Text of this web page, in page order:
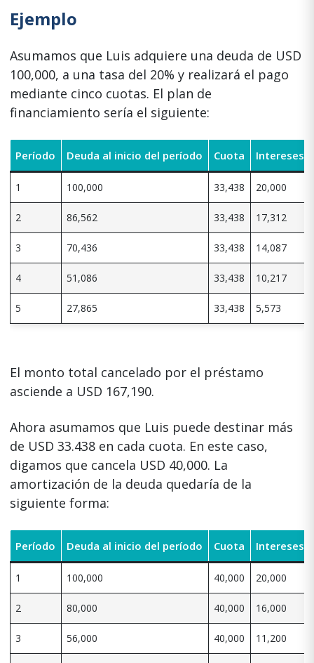
Ejemplo
Asumamos que Luis adquiere una deuda de USD
100,000, a una tasa del 20% y realizará el pago
mediante cinco cuotas. El plan de
financiamiento sería el siguiente:
Período Deuda al inicio del período Cuota Intereses
1 100,000 33,438 20,000
2 86,562 33,438 17,312
3 70,436 33,438 14,087
4 51,086 33,438 10,217
5 27,865 33,438 5,573
El monto total cancelado por el préstamo
asciende a USD 167,190.
Ahora asumamos que Luis puede destinar más
de USD 33.438 en cada cuota. En este caso,
digamos que cancela USD 40,000. La
amortización de la deuda quedaría de la
siguiente forma:
Período Deuda al inicio del período Cuota Intereses
1 100,000 40,000 20,000
2 80,000 40,000 16,000
3 56,000 40,000 11,200